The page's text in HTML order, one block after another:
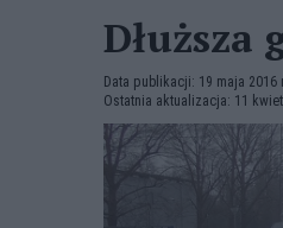
Dłuższa
Data publikacji: 19 maja 2016
Ostatnia aktualizacja: 11